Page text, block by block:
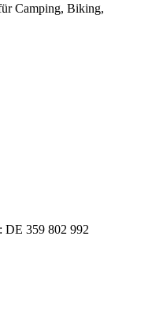
Camping, Biking,
DE 359 802 992